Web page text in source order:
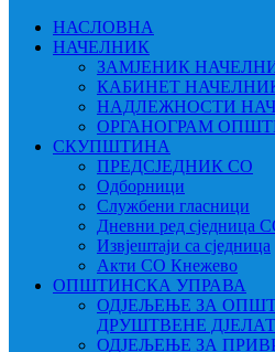
НАСЛОВНА
НАЧЕЛНИК
ЗАМЈЕНИК
КАБИНЕТ
НАДЛЕЖНОСТИ
ОРГАНОГРАМ
СКУПШТИНА
ПРЕДСЈЕДНИК СО
Одборници
Службени гласници
Дневни ред сједница
Извјештаји са сједница
Акти СО Кнежево
ОПШТИНСКА УПРАВА
ОДЈЕЉЕЊЕ ЗА
ДРУШТВЕНЕ
ОДЈЕЉЕЊЕ ЗА